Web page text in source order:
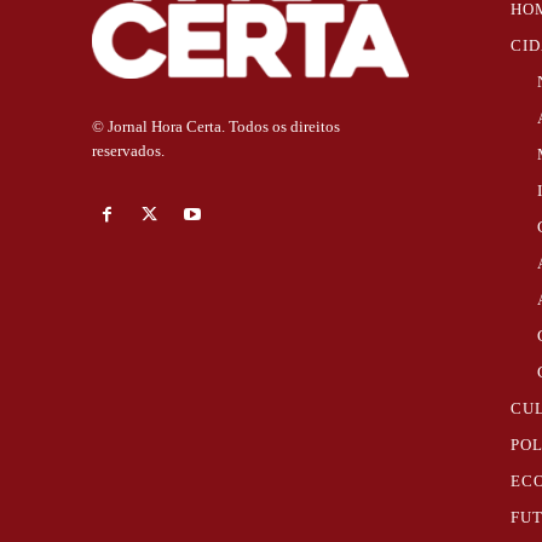
© Jornal Hora Certa. Todos os direitos
reservados.